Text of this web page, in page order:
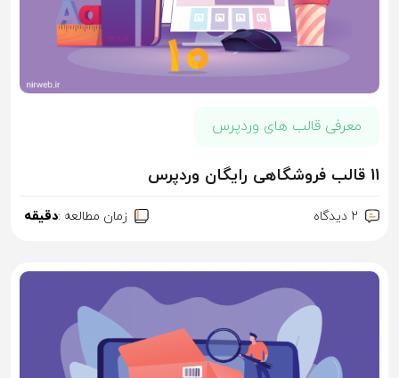
معرفی قالب های وردپرس
11 قالب فروشگاهی رایگان وردپرس
2 ديدگاه زمان مطالعه :دقیقه